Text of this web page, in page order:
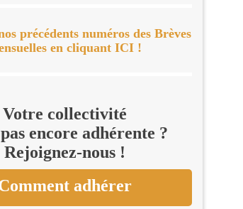
précédents numéros des Brèves
en cliquant ICI !
Votre collectivité
encore adhérente ?
Rejoignez-nous !
adhérer